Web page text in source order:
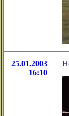
25.01.2003
16:10